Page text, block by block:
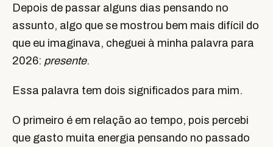
Depois de passar alguns dias pensando no
assunto, algo que se mostrou bem mais difícil do
que eu imaginava, cheguei à minha palavra para
2026: presente.
Essa palavra tem dois significados para mim.
O primeiro é em relação ao tempo, pois percebi
que gasto muita energia pensando no passado